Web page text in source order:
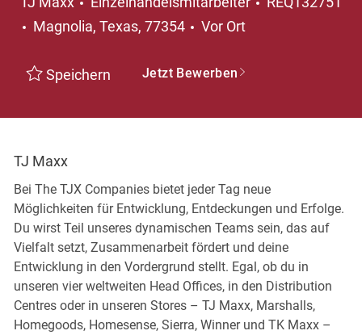
Ort
Magnolia, Texas, 77354 Vor Ort
Speichern Jetzt Bewerben
TJ Maxx
Bei The TJX Companies bietet jeder Tag neue
Möglichkeiten für Entwicklung, Entdeckungen und Erfolge.
Du wirst Teil unseres dynamischen Teams sein, das auf
Vielfalt setzt, Zusammenarbeit fördert und deine
Entwicklung in den Vordergrund stellt. Egal, ob du in
unseren vier weltweiten Head Offices, in den Distribution
Centres oder in unseren Stores – TJ Maxx, Marshalls,
Homegoods, Homesense, Sierra, Winner und TK Maxx –